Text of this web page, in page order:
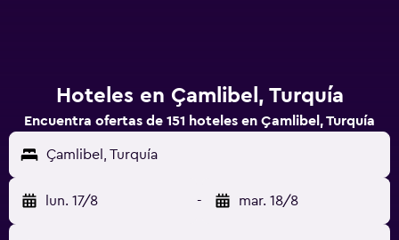
Hoteles en Çamlibel, Turquía
Encuentra ofertas de 151 hoteles en Çamlibel, Turquía
Çamlibel, Turquía
lun. 17/8 - mar. 18/8